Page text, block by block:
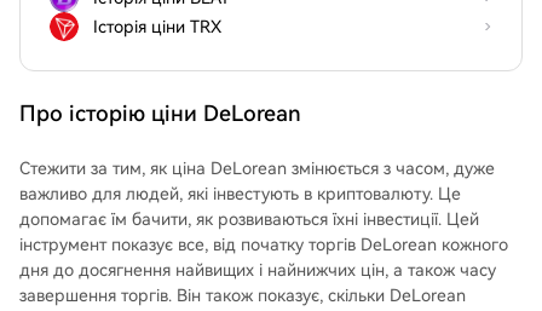
Історія ціни TRX
Про історію ціни DeLorean
Стежити за тим, як ціна DeLorean змінюється з часом, дуже
важливо для людей, які інвестують в криптовалюту. Це
допомагає їм бачити, як розвиваються їхні інвестиції. Цей
інструмент показує все, від початку торгів DeLorean кожного
дня до досягнення найвищих і найнижчих цін, а також часу
завершення торгів. Він також показує, скільки DeLorean